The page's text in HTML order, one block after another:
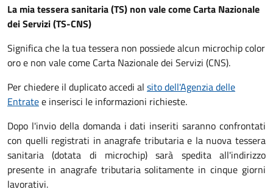
La mia tessera sanitaria (TS) non vale come Carta Nazionale
dei Servizi (TS-CNS)
Significa che la tua tessera non possiede alcun microchip color
oro e non vale come Carta Nazionale dei Servizi (CNS).
Per chiedere il duplicato accedi al sito dell'Agenzia delle
Entratee inserisci le informazioni richieste.
Dopo l'invio della domanda i dati inseriti saranno confrontati
con quelli registrati in anagrafe tributaria e la nuova tessera
sanitaria (dotata di microchip) sarà spedita all'indirizzo
presente in anagrafe tributaria solitamente in cinque giorni
lavorativi.